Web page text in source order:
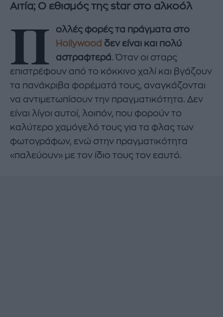
Αιτία; Ο εθισμός της star στο αλκοόλ
Π
ολλές φορές τα πράγματα στο
Hollywood δεν είναι και πολύ
αστραφτερά. Όταν οι σταρς
επιστρέφουν από το κόκκινο χαλί και βγάζουν
τα πανάκριβα φορέματά τους, αναγκάζονται
να αντιμετωπίσουν την πραγματικότητα. Δεν
είναι λίγοι αυτοί, λοιπόν, που φορούν το
καλύτερο χαμόγελό τους για τα φλας των
φωτογράφων, ενώ στην πραγματικότητα
«παλεύουν» με τον ίδιο τους τον εαυτό.